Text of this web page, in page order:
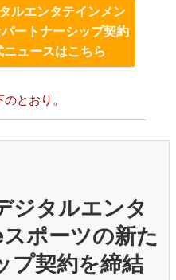
ルエンタテインメン
ートナーシップ契約
ュースはこちら
とおり。
ジタルエンタ
ポーツの新た
プ契約を締結